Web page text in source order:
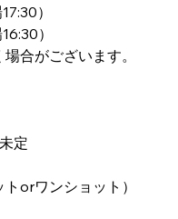
）
）
合がございます。
定
orワンショット）